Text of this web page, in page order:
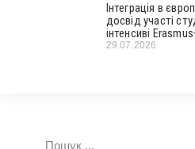
Інтеграція в
досвід участі
інтенсиві
29.07.2026